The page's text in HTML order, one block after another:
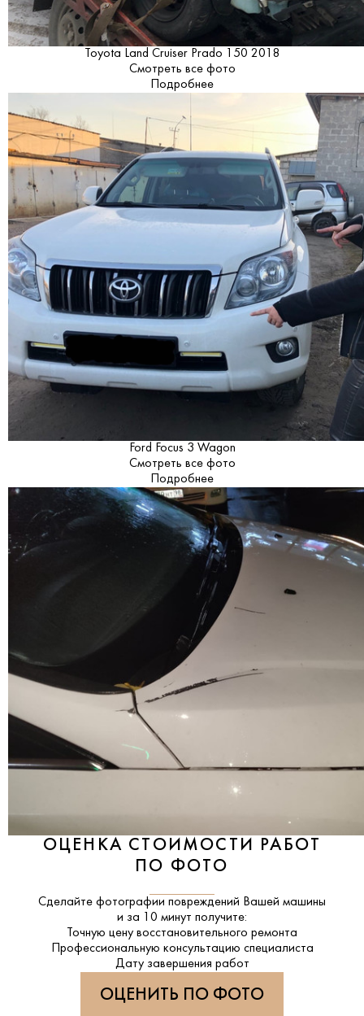
Toyota Land Cruiser Prado 150 2018
Смотреть все фото
Подробнее
Ford Focus 3 Wagon
Смотреть все фото
Подробнее
ОЦЕНКА СТОИМОСТИ РАБОТ
ПО ФОТО
Сделайте фотографии повреждений Вашей машины
и за 10 минут получите:
Точную цену восстановительного ремонта
Профессиональную консультацию специалиста
Дату завершения работ
ОЦЕНИТЬ ПО ФОТО